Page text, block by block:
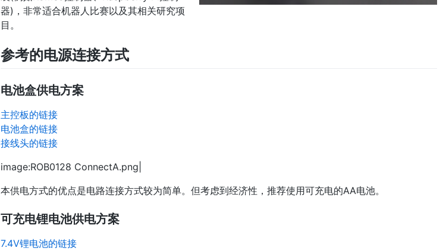
器)，非常适合机器人比赛以及其相关研究项
目。
参考的电源连接方式
电池盒供电方案
主控板的链接
电池盒的链接
接线头的链接
image:ROB0128 ConnectA.png|
本供电方式的优点是电路连接方式较为简单。但考虑到经济性，推荐使用可充电的AA电池。
可充电锂电池供电方案
7.4V锂电池的链接